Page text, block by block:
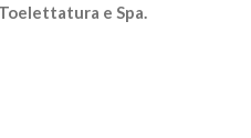
e Spa.